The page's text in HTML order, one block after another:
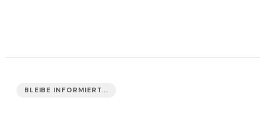
BLEIBE INFORMIERT...